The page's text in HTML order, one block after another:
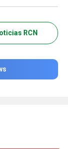
RCN